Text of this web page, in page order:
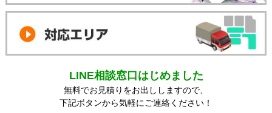
LINE相談窓口はじめました
無料でお見積りをお出ししますので、
下記ボタンから気軽にご連絡ください！